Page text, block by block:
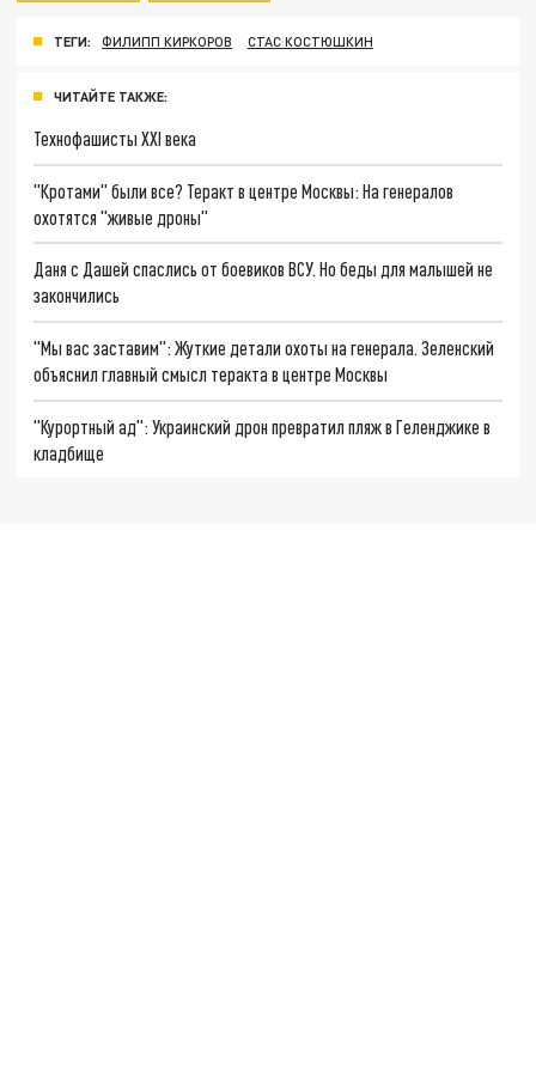
ТЕГИ: ФИЛИПП КИРКОРОВ СТАС КОСТЮШКИН
ЧИТАЙТЕ ТАКЖЕ:
Технофашисты XXI века
"Кротами" были все? Теракт в центре Москвы: На генералов
охотятся "живые дроны"
Даня с Дашей спаслись от боевиков ВСУ. Но беды для малышей не
закончились
"Мы вас заставим": Жуткие детали охоты на генерала. Зеленский
объяснил главный смысл теракта в центре Москвы
"Курортный ад": Украинский дрон превратил пляж в Геленджике в
кладбище